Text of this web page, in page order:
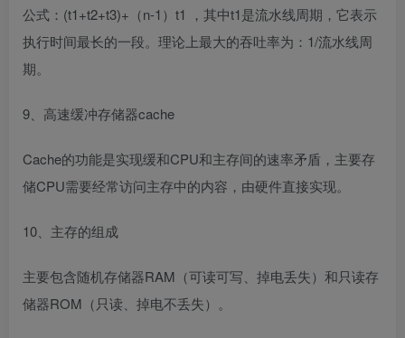
公式：(t1+t2+t3)+（n-1）t1 ，其中t1是流水线周期，它表示
执行时间最长的一段。理论上最大的吞吐率为：1/流水线周
期。
9、高速缓冲存储器cache
Cache的功能是实现缓和CPU和主存间的速率矛盾，主要存
储CPU需要经常访问主存中的内容，由硬件直接实现。
10、主存的组成
主要包含随机存储器RAM（可读可写、掉电丢失）和只读存
储器ROM（只读、掉电不丢失）。